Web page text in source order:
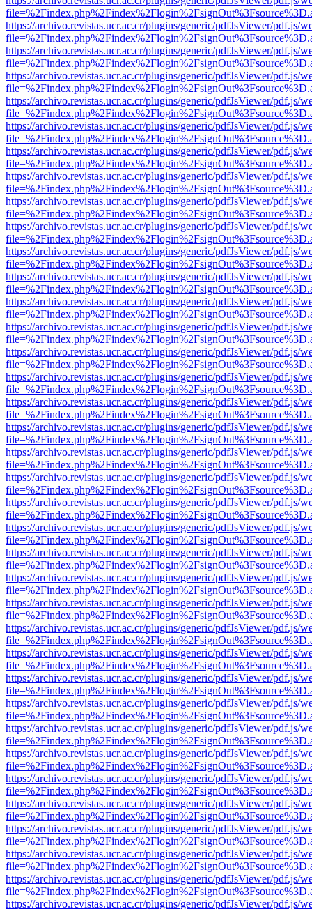
https://archivo.revistas.ucr.ac.cr/plugins/generic/pdfJsViewer/pdf.js/
https://archivo.revistas.ucr.ac.cr/plugins/generic/pdfJsViewer/pdf.js/
https://archivo.revistas.ucr.ac.cr/plugins/generic/pdfJsViewer/pdf.js/
https://archivo.revistas.ucr.ac.cr/plugins/generic/pdfJsViewer/pdf.js/
https://archivo.revistas.ucr.ac.cr/plugins/generic/pdfJsViewer/pdf.js/
https://archivo.revistas.ucr.ac.cr/plugins/generic/pdfJsViewer/pdf.js/
https://archivo.revistas.ucr.ac.cr/plugins/generic/pdfJsViewer/pdf.js/
https://archivo.revistas.ucr.ac.cr/plugins/generic/pdfJsViewer/pdf.js/
https://archivo.revistas.ucr.ac.cr/plugins/generic/pdfJsViewer/pdf.js/
https://archivo.revistas.ucr.ac.cr/plugins/generic/pdfJsViewer/pdf.js/
https://archivo.revistas.ucr.ac.cr/plugins/generic/pdfJsViewer/pdf.js/
https://archivo.revistas.ucr.ac.cr/plugins/generic/pdfJsViewer/pdf.js/
https://archivo.revistas.ucr.ac.cr/plugins/generic/pdfJsViewer/pdf.js/
https://archivo.revistas.ucr.ac.cr/plugins/generic/pdfJsViewer/pdf.js/
https://archivo.revistas.ucr.ac.cr/plugins/generic/pdfJsViewer/pdf.js/
https://archivo.revistas.ucr.ac.cr/plugins/generic/pdfJsViewer/pdf.js/
https://archivo.revistas.ucr.ac.cr/plugins/generic/pdfJsViewer/pdf.js/
https://archivo.revistas.ucr.ac.cr/plugins/generic/pdfJsViewer/pdf.js/
https://archivo.revistas.ucr.ac.cr/plugins/generic/pdfJsViewer/pdf.js/
https://archivo.revistas.ucr.ac.cr/plugins/generic/pdfJsViewer/pdf.js/
https://archivo.revistas.ucr.ac.cr/plugins/generic/pdfJsViewer/pdf.js/
https://archivo.revistas.ucr.ac.cr/plugins/generic/pdfJsViewer/pdf.js/
https://archivo.revistas.ucr.ac.cr/plugins/generic/pdfJsViewer/pdf.js/
https://archivo.revistas.ucr.ac.cr/plugins/generic/pdfJsViewer/pdf.js/
https://archivo.revistas.ucr.ac.cr/plugins/generic/pdfJsViewer/pdf.js/
https://archivo.revistas.ucr.ac.cr/plugins/generic/pdfJsViewer/pdf.js/
https://archivo.revistas.ucr.ac.cr/plugins/generic/pdfJsViewer/pdf.js/
https://archivo.revistas.ucr.ac.cr/plugins/generic/pdfJsViewer/pdf.js/
https://archivo.revistas.ucr.ac.cr/plugins/generic/pdfJsViewer/pdf.js/
https://archivo.revistas.ucr.ac.cr/plugins/generic/pdfJsViewer/pdf.js/
https://archivo.revistas.ucr.ac.cr/plugins/generic/pdfJsViewer/pdf.js/
https://archivo.revistas.ucr.ac.cr/plugins/generic/pdfJsViewer/pdf.js/
https://archivo.revistas.ucr.ac.cr/plugins/generic/pdfJsViewer/pdf.js/
https://archivo.revistas.ucr.ac.cr/plugins/generic/pdfJsViewer/pdf.js/
https://archivo.revistas.ucr.ac.cr/plugins/generic/pdfJsViewer/pdf.js/
https://archivo.revistas.ucr.ac.cr/plugins/generic/pdfJsViewer/pdf.js/